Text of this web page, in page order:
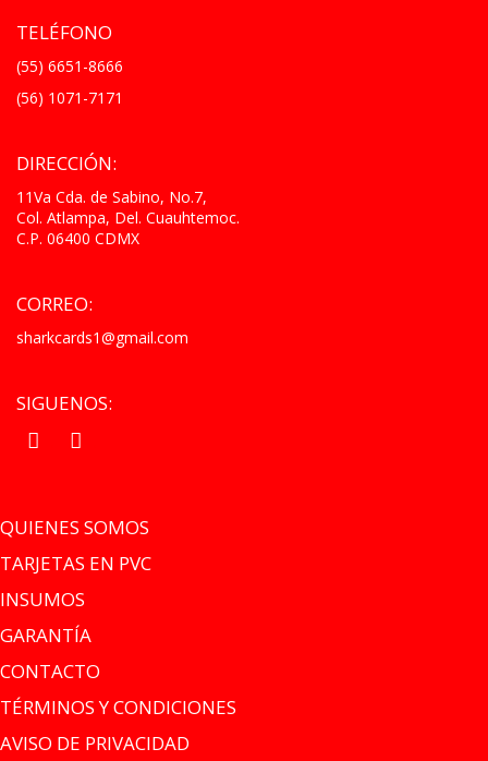
TELÉFONO
(55) 6651-8666
(56) 1071-7171
DIRECCIÓN:
11Va Cda. de Sabino, No.7,
Col. Atlampa, Del. Cuauhtemoc.
C.P. 06400 CDMX
CORREO:
sharkcards1@gmail.com
SIGUENOS:
QUIENES SOMOS
TARJETAS EN PVC
INSUMOS
GARANTÍA
CONTACTO
TÉRMINOS Y CONDICIONES
AVISO DE PRIVACIDAD